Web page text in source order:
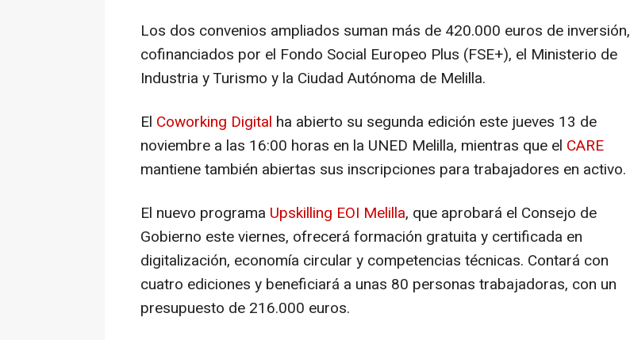
Los dos convenios ampliados suman más de 420.000 euros de inversión,
cofinanciados por el Fondo Social Europeo Plus (FSE+), el Ministerio de
Industria y Turismo y la Ciudad Autónoma de Melilla.
El Coworking Digital ha abierto su segunda edición este jueves 13 de
noviembre a las 16:00 horas en la UNED Melilla, mientras que el CARE
mantiene también abiertas sus inscripciones para trabajadores en activo.
El nuevo programa Upskilling EOI Melilla, que aprobará el Consejo de
Gobierno este viernes, ofrecerá formación gratuita y certificada en
digitalización, economía circular y competencias técnicas. Contará con
cuatro ediciones y beneficiará a unas 80 personas trabajadoras, con un
presupuesto de 216.000 euros.